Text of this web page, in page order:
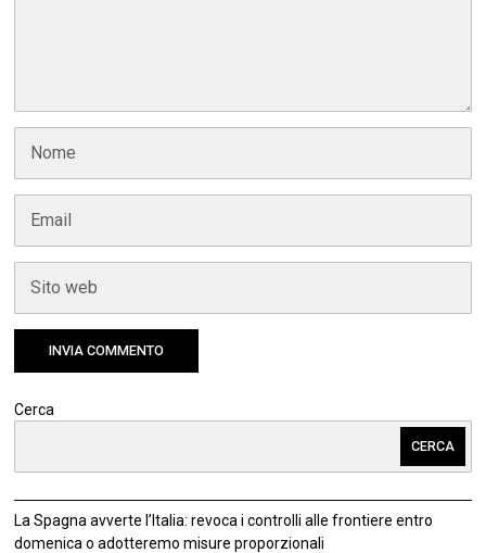
Cerca
CERCA
La Spagna avverte l’Italia: revoca i controlli alle frontiere entro
domenica o adotteremo misure proporzionali